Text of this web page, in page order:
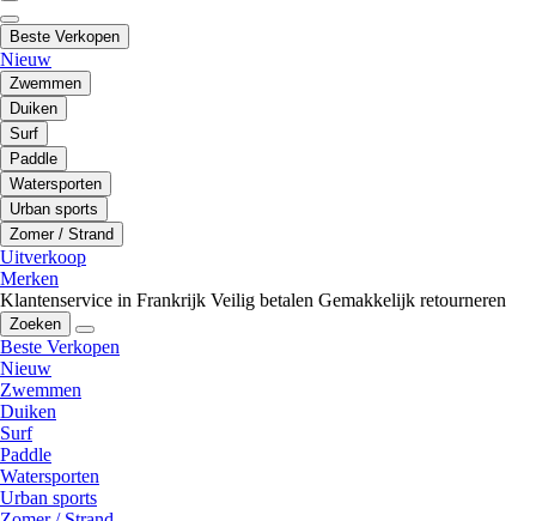
Beste Verkopen
Nieuw
Zwemmen
Duiken
Surf
Paddle
Watersporten
Urban sports
Zomer / Strand
Uitverkoop
Merken
Klantenservice in Frankrijk Veilig betalen Gemakkelijk retourneren
Zoeken
Beste Verkopen
Nieuw
Zwemmen
Duiken
Surf
Paddle
Watersporten
Urban sports